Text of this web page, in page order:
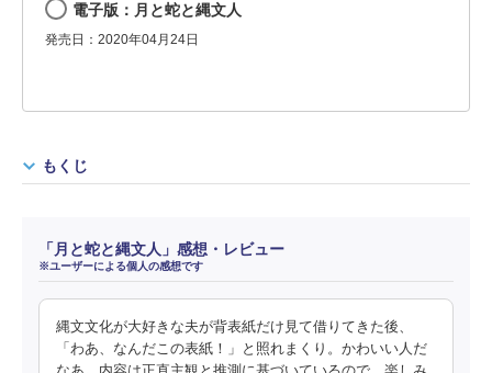
電子版：月と蛇と縄文人
発売日：2020年04月24日
もくじ
「月と蛇と縄文人」感想・レビュー
※ユーザーによる個人の感想です
縄文文化が大好きな夫が背表紙だけ見て借りてきた後、
「わあ、なんだこの表紙！」と照れまくり。かわいい人だ